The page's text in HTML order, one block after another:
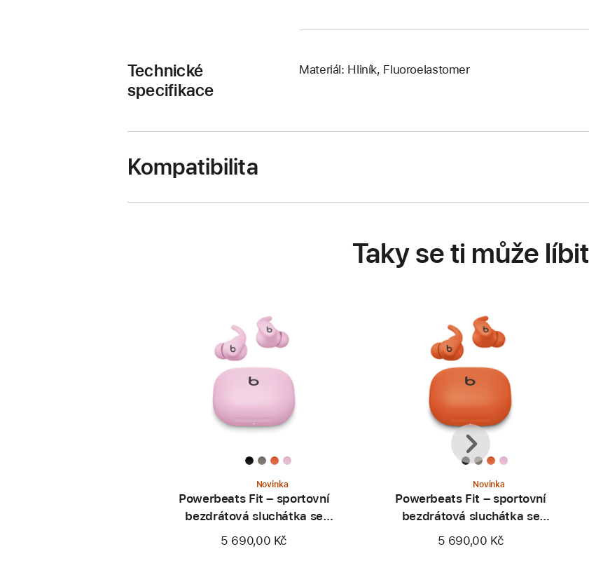
Technické
specifikace
Materiál: Hliník, Fluoroelastomer
Kompatibilita
Taky se ti může líbit
Novinka
Powerbeats Fit – sportovní
bezdrátová sluchátka se
zajištěním v uchu – energicky
růžová
5 690,00 Kč
Novinka
Powerbeats Fit – sportovní
bezdrátová sluchátka se
zajištěním v uchu – jiskrně
oranžová
5 690,00 Kč
Předchozí
Další